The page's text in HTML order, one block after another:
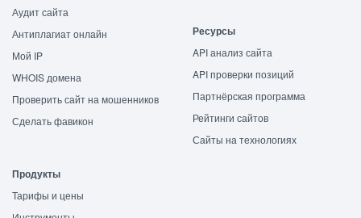
Аудит сайта
Антиплагиат онлайн
Мой IP
WHOIS домена
Проверить сайт на мошенников
Сделать фавикон
Ресурсы
API анализ сайта
API проверки позиций
Партнёрская программа
Рейтинги сайтов
Сайты на технологиях
Продукты
Тарифы и цены